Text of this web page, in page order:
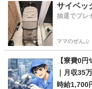
三重 四日市市 工場
サイベ
抽選でプレ
ママのぜんぶ
【寮費0
｜月収35
時給1,700